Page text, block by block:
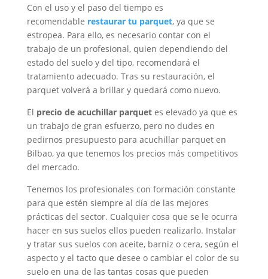
Con el uso y el paso del tiempo es
recomendable restaurar tu parquet, ya que se
estropea. Para ello, es necesario contar con el
trabajo de un profesional, quien dependiendo del
estado del suelo y del tipo, recomendará el
tratamiento adecuado. Tras su restauración, el
parquet volverá a brillar y quedará como nuevo.
El precio de acuchillar parquetes elevado ya que es
un trabajo de gran esfuerzo, pero no dudes en
pedirnos presupuesto para acuchillar parquet en
Bilbao, ya que tenemos los precios más competitivos
del mercado.
Tenemos los profesionales con formación constante
para que estén siempre al día de las mejores
prácticas del sector. Cualquier cosa que se le ocurra
hacer en sus suelos ellos pueden realizarlo. Instalar
y tratar sus suelos con aceite, barniz o cera, según el
aspecto y el tacto que desee o cambiar el color de su
suelo en una de las tantas cosas que pueden